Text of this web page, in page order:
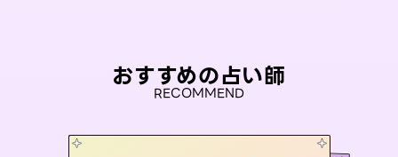
おすすめの占い師
RECOMMEND